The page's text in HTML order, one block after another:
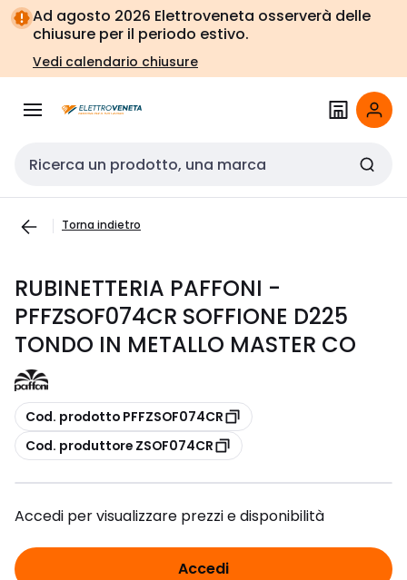
Vai alla
navigazione
Vai
alla
pagina
Ad agosto 2026 Elettroveneta osserverà delle
chiusure per il periodo estivo.
Vedi calendario chiusure
Cerca input
Torna indietro
RUBINETTERIA PAFFONI -
PFFZSOF074CR SOFFIONE D225
TONDO IN METALLO MASTER CO
copia
Cod. prodotto PFFZSOF074CR
copia
Cod. produttore ZSOF074CR
Accedi per visualizzare prezzi e disponibilità
Accedi